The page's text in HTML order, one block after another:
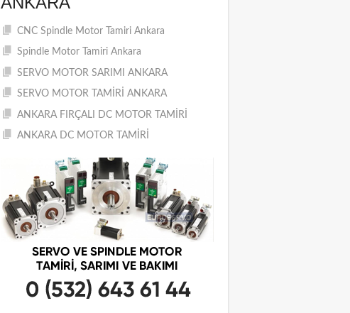
CNC Spindle Motor Tamiri Ankara
Spindle Motor Tamiri Ankara
SERVO MOTOR SARIMI ANKARA
SERVO MOTOR TAMİRİ ANKARA
ANKARA FIRÇALI DC MOTOR TAMİRİ
ANKARA DC MOTOR TAMİRİ